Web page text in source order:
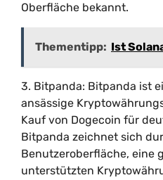
Oberfläche bekannt.
Thementipp: Ist
3. Bitpanda: Bitpanda ist
ansässige
Kauf von Dogecoin für
Bitpanda zeichnet sich
Benutzeroberfläche, eine
unterstützten